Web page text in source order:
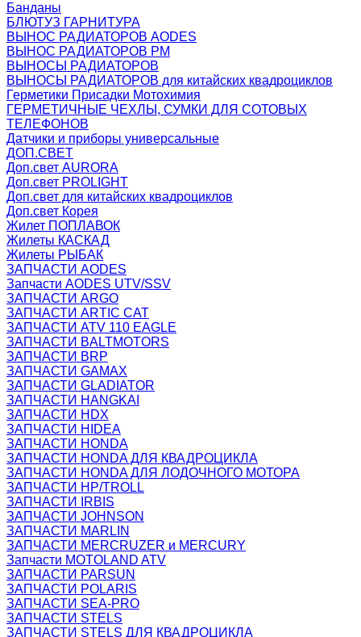
Банданы
БЛЮТУЗ ГАРНИТУРА
ВЫНОС РАДИАТОРОВ AODES
ВЫНОС РАДИАТОРОВ РМ
ВЫНОСЫ РАДИАТОРОВ
ВЫНОСЫ РАДИАТОРОВ для китайских квадроциклов
Герметики Присадки Мотохимия
ГЕРМЕТИЧНЫЕ ЧЕХЛЫ, СУМКИ ДЛЯ СОТОВЫХ
ТЕЛЕФОНОВ
Датчики и приборы универсальные
ДОП.СВЕТ
Доп.свет AURORA
Доп.свет PROLIGHT
Доп.свет для китайских квадроциклов
Доп.свет Корея
Жилет ПОПЛАВОК
Жилеты КАСКАД
Жилеты РЫБАК
ЗАПЧАСТИ AODES
Запчасти AODES UTV/SSV
ЗАПЧАСТИ ARGO
ЗАПЧАСТИ ARTIC CAT
ЗАПЧАСТИ ATV 110 EAGLE
ЗАПЧАСТИ BALTMOTORS
ЗАПЧАСТИ BRP
ЗАПЧАСТИ GAMAX
ЗАПЧАСТИ GLADIATOR
ЗАПЧАСТИ HANGKAI
ЗАПЧАСТИ HDX
ЗАПЧАСТИ HIDEA
ЗАПЧАСТИ HONDA
ЗАПЧАСТИ HONDA ДЛЯ КВАДРОЦИКЛА
ЗАПЧАСТИ HONDA ДЛЯ ЛОДОЧНОГО МОТОРА
ЗАПЧАСТИ HP/TROLL
ЗАПЧАСТИ IRBIS
ЗАПЧАСТИ JOHNSON
ЗАПЧАСТИ MARLIN
ЗАПЧАСТИ MERCRUZER и MERCURY
Запчасти MOTOLAND ATV
ЗАПЧАСТИ PARSUN
ЗАПЧАСТИ POLARIS
ЗАПЧАСТИ SEA-PRO
ЗАПЧАСТИ STELS
ЗАПЧАСТИ STELS ДЛЯ КВАДРОЦИКЛА